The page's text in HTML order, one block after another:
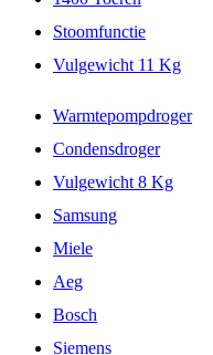
Stoomfunctie
Vulgewicht 11 Kg
Warmtepompdroger
Condensdroger
Vulgewicht 8 Kg
Samsung
Miele
Aeg
Bosch
Siemens